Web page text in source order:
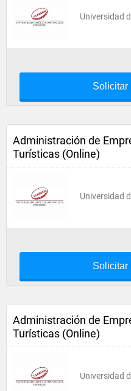
Universidad
Solicitar
Administración de
Turísticas (Online)
Universidad
Solicitar
Administración de
Turísticas (Online)
Universidad